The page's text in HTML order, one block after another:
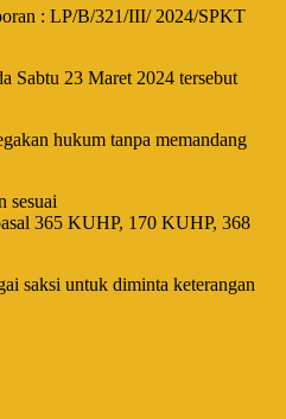
: LP/B/321/III/ 2024/SPKT
Sabtu 23 Maret 2024 tersebut
hukum tanpa memandang
sesuai
365 KUHP, 170 KUHP, 368
saksi untuk diminta keterangan